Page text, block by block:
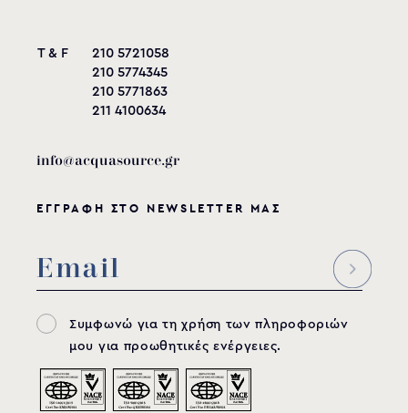
instructions
T & F
210 5721058
210 5774345
210 5771863
211 4100634
info@acquasource.gr
ΕΓΓΡΑΦΗ ΣΤΟ NEWSLETTER ΜΑΣ
Συμφωνώ για τη χρήση των πληροφοριών
μου για προωθητικές ενέργειες.